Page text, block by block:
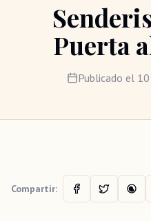
Puerta
Publicado el
Compartir: